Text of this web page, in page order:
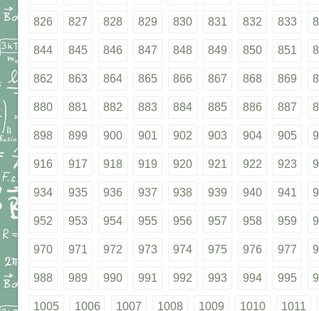
826 827 828 829 830 831 832 833
844 845 846 847 848 849 850 851
862 863 864 865 866 867 868 869
880 881 882 883 884 885 886 887
898 899 900 901 902 903 904 905
916 917 918 919 920 921 922 923
934 935 936 937 938 939 940 941
952 953 954 955 956 957 958 959
970 971 972 973 974 975 976 977
988 989 990 991 992 993 994 995
1005 1006 1007 1008 1009 1010 1011